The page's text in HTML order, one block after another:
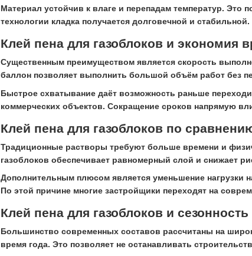
Материал устойчив к влаге и перепадам температур. Это
технологии кладка получается долговечной и стабильной.
Клей пена для газоблоков и экономия
Существенным преимуществом является скорость
баллон позволяет выполнить большой объём работ без
Быстрое схватывание даёт возможность раньше
коммерческих объектов. Сокращение сроков напрямую
Клей пена для газоблоков по
Традиционные растворы требуют больше времени и
газоблоков обеспечивает равномерный слой и снижает
Дополнительным плюсом является уменьшение нагрузки
По этой причине многие застройщики переходят на
Клей пена для газоблоков и сезонность
Большинство современных составов рассчитаны на
время года. Это позволяет не останавливать